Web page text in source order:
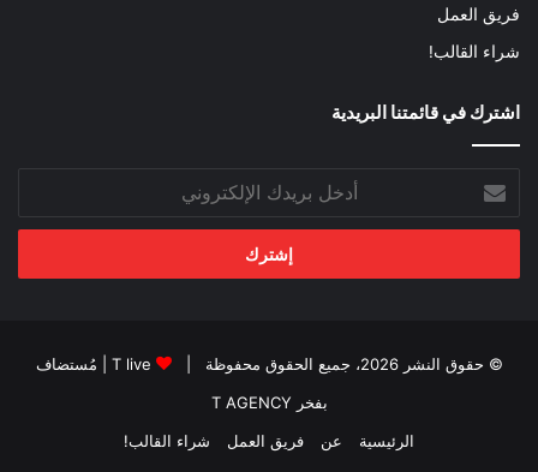
فريق العمل
شراء القالب!
اشترك في قائمتنا البريدية
بريدك
الإلكتروني
© حقوق النشر 2026، جميع الحقوق محفوظة | T live | مُستضاف
بفخر T AGENCY
الرئيسية
عن فريق العمل شراء القالب!